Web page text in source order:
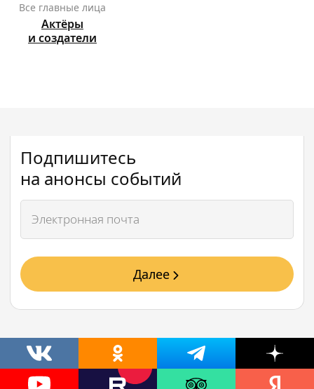
Все главные лица
Актёры
и создатели
Подпишитесь
на анонсы событий
Далее